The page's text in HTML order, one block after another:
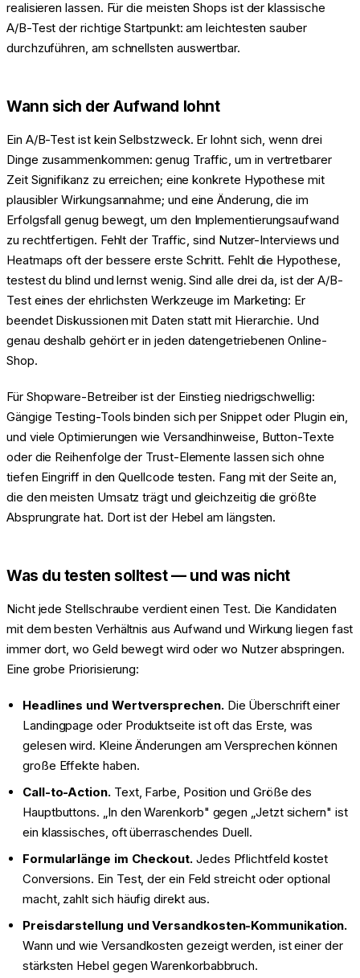
realisieren lassen. Für die meisten Shops ist der klassische
A/B-Test der richtige Startpunkt: am leichtesten sauber
durchzuführen, am schnellsten auswertbar.
Wann sich der Aufwand lohnt
Ein A/B-Test ist kein Selbstzweck. Er lohnt sich, wenn drei
Dinge zusammenkommen: genug Traffic, um in vertretbarer
Zeit Signifikanz zu erreichen; eine konkrete Hypothese mit
plausibler Wirkungsannahme; und eine Änderung, die im
Erfolgsfall genug bewegt, um den Implementierungsaufwand
zu rechtfertigen. Fehlt der Traffic, sind Nutzer-Interviews und
Heatmaps oft der bessere erste Schritt. Fehlt die Hypothese,
testest du blind und lernst wenig. Sind alle drei da, ist der A/B-
Test eines der ehrlichsten Werkzeuge im Marketing: Er
beendet Diskussionen mit Daten statt mit Hierarchie. Und
genau deshalb gehört er in jeden datengetriebenen Online-
Shop.
Für Shopware-Betreiber ist der Einstieg niedrigschwellig:
Gängige Testing-Tools binden sich per Snippet oder Plugin ein,
und viele Optimierungen wie Versandhinweise, Button-Texte
oder die Reihenfolge der Trust-Elemente lassen sich ohne
tiefen Eingriff in den Quellcode testen. Fang mit der Seite an,
die den meisten Umsatz trägt und gleichzeitig die größte
Absprungrate hat. Dort ist der Hebel am längsten.
Was du testen solltest — und was nicht
Nicht jede Stellschraube verdient einen Test. Die Kandidaten
mit dem besten Verhältnis aus Aufwand und Wirkung liegen fast
immer dort, wo Geld bewegt wird oder wo Nutzer abspringen.
Eine grobe Priorisierung:
Headlines und Wertversprechen.Die Überschrift einer
Landingpage oder Produktseite ist oft das Erste, was
gelesen wird. Kleine Änderungen am Versprechen können
große Effekte haben.
Call-to-Action.Text, Farbe, Position und Größe des
Hauptbuttons. „In den Warenkorb" gegen „Jetzt sichern" ist
ein klassisches, oft überraschendes Duell.
Formularlänge im Checkout. Jedes Pflichtfeld kostet
Conversions. Ein Test, der ein Feld streicht oder optional
macht, zahlt sich häufig direkt aus.
Preisdarstellung und Versandkosten-Kommunikation.
Wann und wie Versandkosten gezeigt werden, ist einer der
stärksten Hebel gegen Warenkorbabbruch.